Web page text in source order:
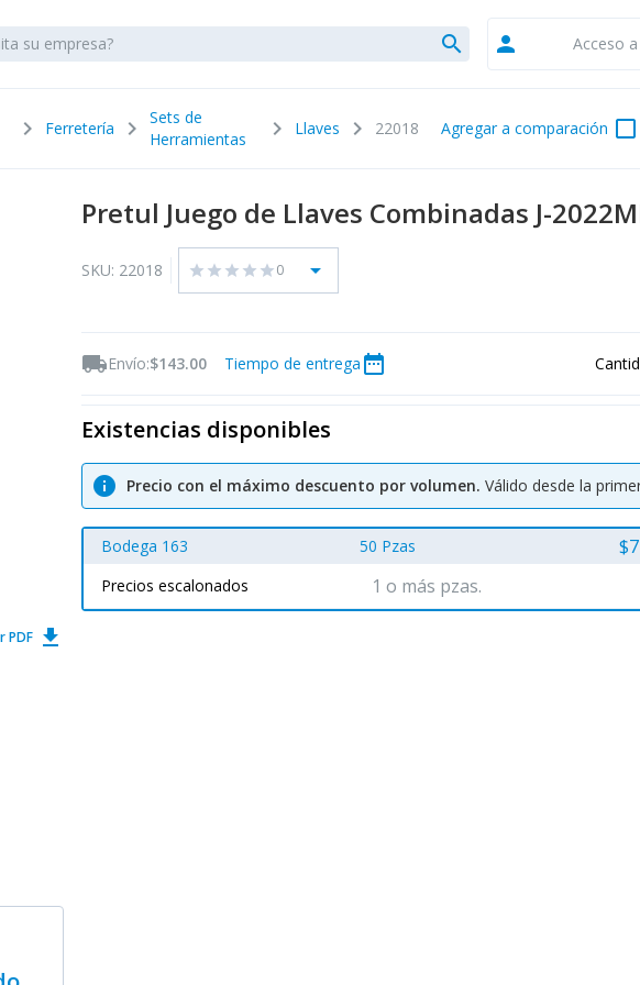
search person Acceso
chevron_right Ferretería chevron_right
Sets de
Herramientas
chevron_right Llaves chevron_right 22018 check_box_outline_blank
Agregar a comparación
PDF get_app
Pretul Juego de Llaves Combinadas J-
SKU: 22018 star star star star star0 arrow_drop_down
local_shippingEnvío:$143.00 Tiempo de entrega date_range
Existencias disponibles
info Precio con el máximo descuento por volumen. Válido desde la
Bodega 163 50 Pzas
Precios escalonados 1 o más pzas.